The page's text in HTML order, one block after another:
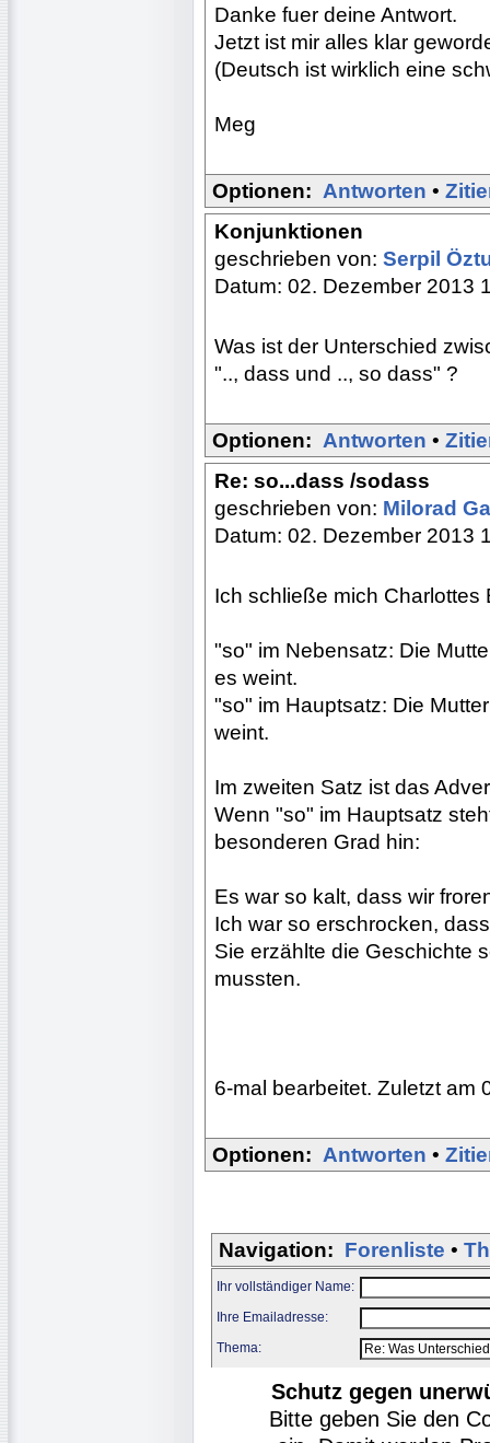
Danke fuer deine Antwort.
Jetzt ist mir alles klar
(Deutsch ist wirklich eine
Meg
Optionen: Antworten •
Konjunktionen
geschrieben von: Serpil
Datum: 02. Dezember 2013
Was ist der Unterschied
".., dass und .., so dass" ?
Optionen: Antworten •
Re: so...dass /sodass
geschrieben von: Milorad
Datum: 02. Dezember 2013
Ich schließe mich Charlottes
"so" im Nebensatz: Die
es weint.
"so" im Hauptsatz: Die
weint.
Im zweiten Satz ist das
Wenn "so" im Hauptsatz
besonderen Grad hin:
Es war so kalt, dass wir
Ich war so erschrocken,
Sie erzählte die Geschichte
mussten.
6-mal bearbeitet. Zuletzt am
Optionen: Antworten •
Navigation: Forenliste •
Ihr vollständiger Name:
Ihre Emailadresse:
Thema:
Schutz gegen
Bitte geben Sie den